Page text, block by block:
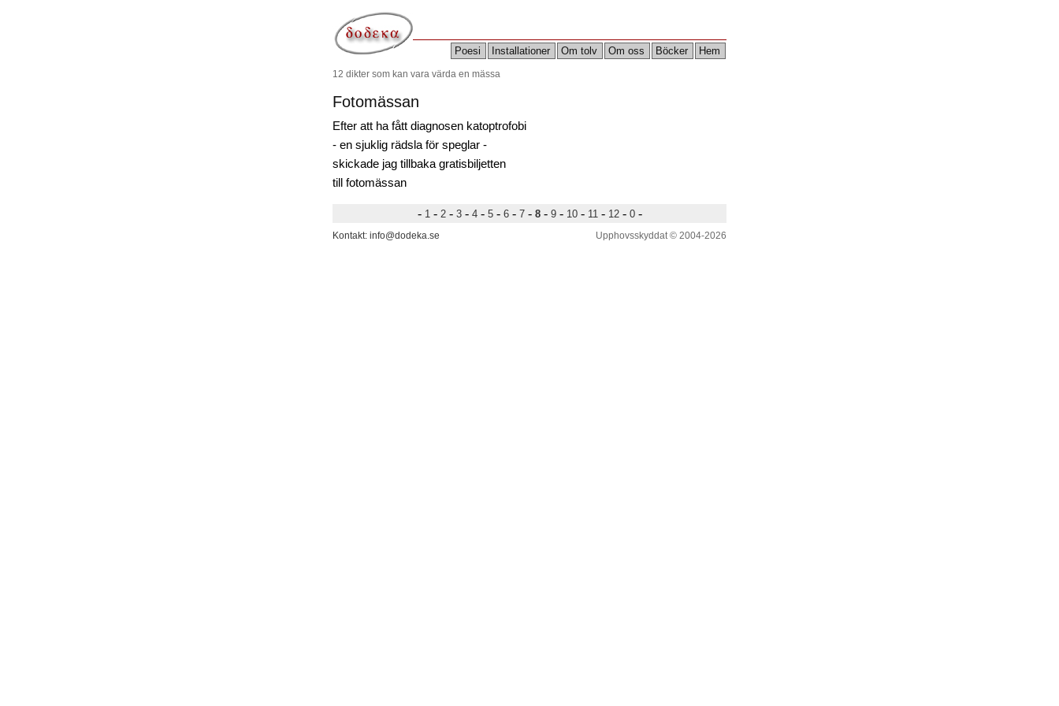
Poesi Installationer Om tolv Om oss Böcker Hem
12 dikter som kan vara värda en mässa
Fotomässan
Efter att ha fått diagnosen katoptrofobi
- en sjuklig rädsla för speglar -
skickade jag tillbaka gratisbiljetten
till fotomässan
-1 -2 -3 -4 -5 -6 -7 - 8 -9 -10 -11 -12 -0 -
Kontakt: info@dodeka.se Upphovsskyddat © 2004-2026